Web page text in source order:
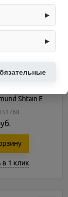
Shtain E
в 1 клик
основные
▶
и
▶